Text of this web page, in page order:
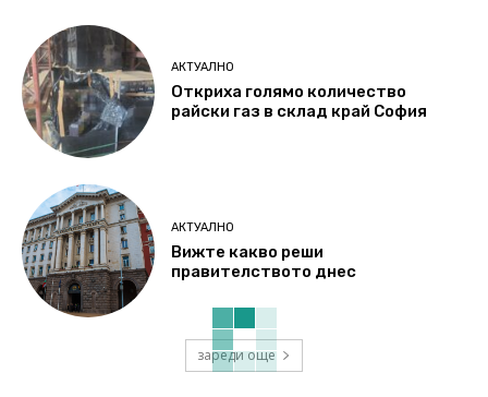
АКТУАЛНО
Откриха голямо количество
райски газ в склад край София
АКТУАЛНО
Вижте какво реши
правителството днес
зареди още